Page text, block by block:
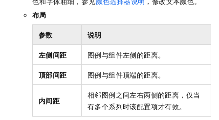
布局
参数 说明
左侧间距 图例与组件左侧的距离。
顶部间距 图例与组件顶端的距离。
内间距
相邻图例之间左右两侧的距离，仅当
有多个系列时该配置项才有效。